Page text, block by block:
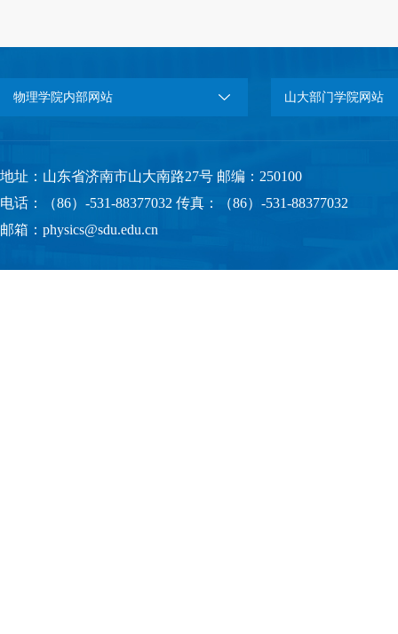
物理学院内部网站 山大部门学院网站
地址：山东省济南市山大南路27号 邮编：250100
电话：（86）-531-88377032 传真：（86）-531-88377032
邮箱：physics@sdu.edu.cn